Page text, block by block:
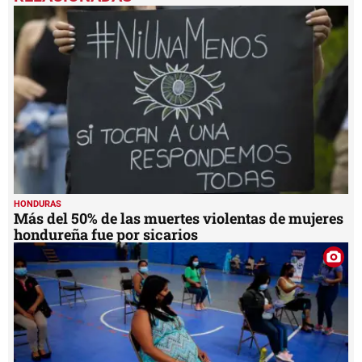
HONDURAS
Más del 50% de las muertes violentas de mujeres
hondureña fue por sicarios